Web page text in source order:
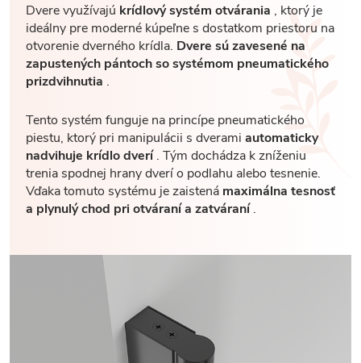
Dvere využívajú krídlový systém otvárania , ktorý je
ideálny pre moderné kúpeľne s dostatkom priestoru na
otvorenie dverného krídla. Dvere sú zavesené na
zapustených pántoch so systémom pneumatického
prizdvihnutia .
Tento systém funguje na princípe pneumatického
piestu, ktorý pri manipulácii s dverami automaticky
nadvihuje krídlo dverí. Tým dochádza k zníženiu
trenia spodnej hrany dverí o podlahu alebo tesnenie.
Vďaka tomuto systému je zaistená maximálna tesnosť
a plynulý chod pri otváraní a zatváraní.